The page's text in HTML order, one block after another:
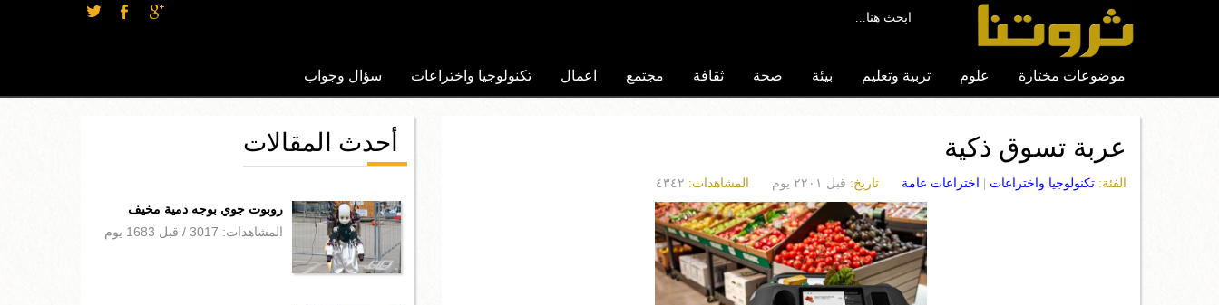
...ابحث هنا
موضوعات مختارة علوم تربية وتعليم بيئة صحة ثقافة مجتمع اعمال تكنولوجيا واختراعات سؤال وجواب
عربة تسوق ذكية
الفئة: تكنولوجيا واختراعات اختراعات عامة تاريخ: قبل ٢٢٠١ يوم المشاهدات:
أحدث المقالات
روبوت جوي بوجه دمية مخيف
المشاهدات: 3017 / قبل 1683 يوم